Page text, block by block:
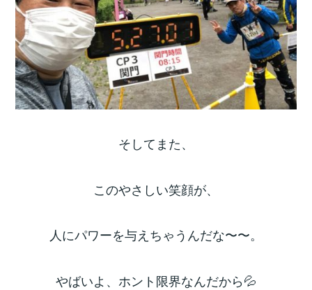
そしてまた、
このやさしい笑顔が、
人にパワーを与えちゃうんだな〜〜。
やばいよ、ホント限界なんだから💦